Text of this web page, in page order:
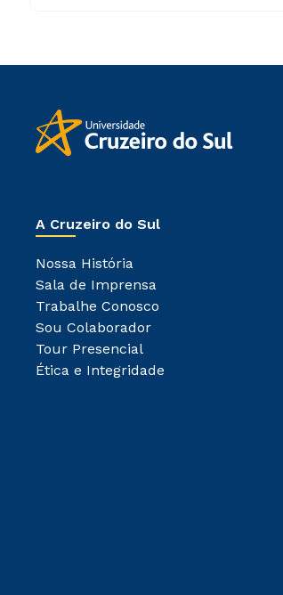
A Cruzeiro do Sul
Nossa História
Sala de Imprensa
Trabalhe Conosco
Sou Colaborador
Tour Presencial
Ética e Integridade